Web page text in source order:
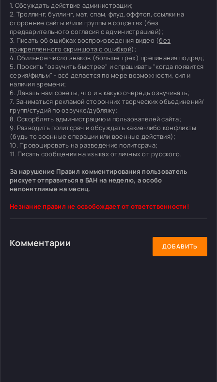
1. Обсуждать действие администрации;
2. Троллинг, буллинг, мат, спам, флуд, оффтоп, ссылки на
сторонние сайты и/или группы в соцсетях (без
предварительного согласия с администрацией);
3. Писать об ошибках воспроизведения видео (без
прикрепленного скриншота с ошибкой);
4. Обильное число знаков (больше трех) препинания подряд;
5. Просить "озвучить быстрее" и спрашивать "когда появится
серия/фильм" - всё делается по мере возможности, сил и
наличия времени;
6. Давать нам советы, что и в какую очередь озвучивать;
7. Заниматься рекламой сторонних творческих объединений/
групп/студий по озвучке/дубляжу;
8. Оскорблять администрацию и пользователей сайта;
9. Разводить политсрач и обсуждать какие-либо конфликты
(будь то военные операции или военные действия);
10. Провоцировать на разведение политсрача;
11. Писать сообщения на языках отличных от русского.
За нарушение Правил комментирования пользователь
рискует отправиться в БАН на неделю, а особо
непонятливые на месяц.
Незнание правил не освобождает от ответственности!
Комментарии ДОБАВИТЬ